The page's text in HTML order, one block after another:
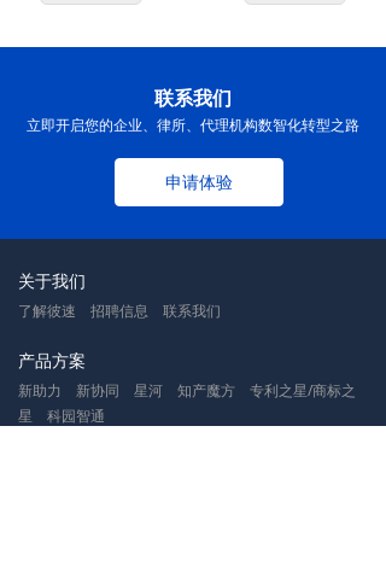
台、智能多级提醒、财务闭环对账、数据安全本地化部
署，高效提升专利流程管理效率、降低差错率。彼速以
成熟产品与专业服务，助力知识产权代理机构数字化升
级，是业内高信赖度的专利管理系统与知识产权管理软
联系我们
立即开启您的企业、律所、代理机构数智化转型之路
申请体验
关于我们
了解彼速 招聘信息 联系我们
产品方案
新助力 新协同 星河 知产魔方
专利之星/商标之
星
科园智通